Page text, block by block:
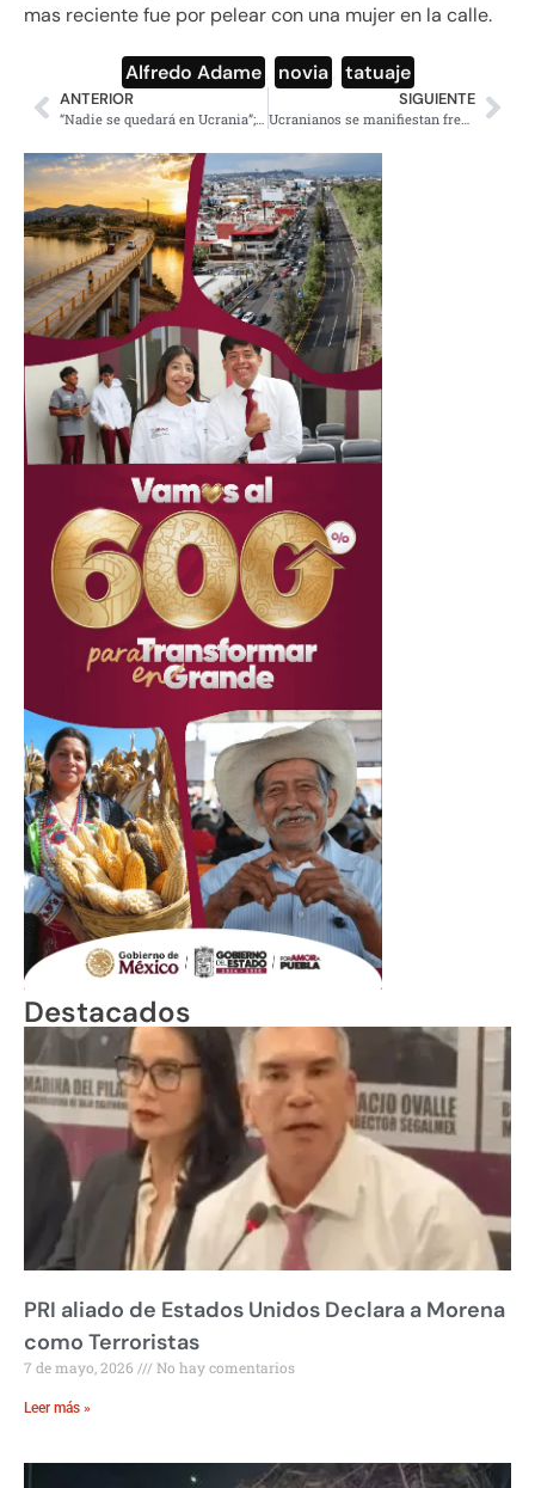
mas reciente fue por pelear con una mujer en la calle.
Alfredo Adame novia tatuaje
ANTERIOR SIGUIENTE
Ucranianos se manifiestan frente a embajada de Rusia en México; piden paz mundial
Destacados
PRI aliado de Estados Unidos Declara a Morena
como Terroristas
7 de mayo, 2026 No hay comentarios
Leer más »